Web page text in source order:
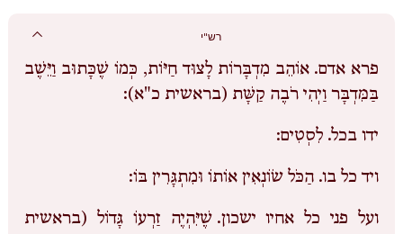
רש"י
פרא אדם. אוֹהֵב מִדְבָּרוֹת לָצוּד חַיּוֹת, כְּמוֹ שֶׁכָּתוּב וַיֵּשֶׁב
בַּמִּדְבָּר וַיְהִי רֹבֶה קַשָּׁת (בראשית כ"א):
ידו בכל. לִסְטִים:
ויד כל בו. הַכֹּל שׂוֹנְאִין אוֹתוֹ וּמִתְגָּרִין בּוֹ:
ועל פני כל אחיו ישכון. שֶׁיִּהְיֶה זַרְעוֹ גָּדוֹל (בראשית